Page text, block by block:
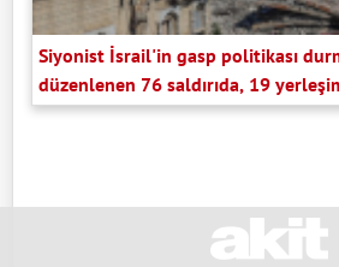
Siyonist İsrail'in gasp politikası
düzenlenen 76 saldırıda, 19